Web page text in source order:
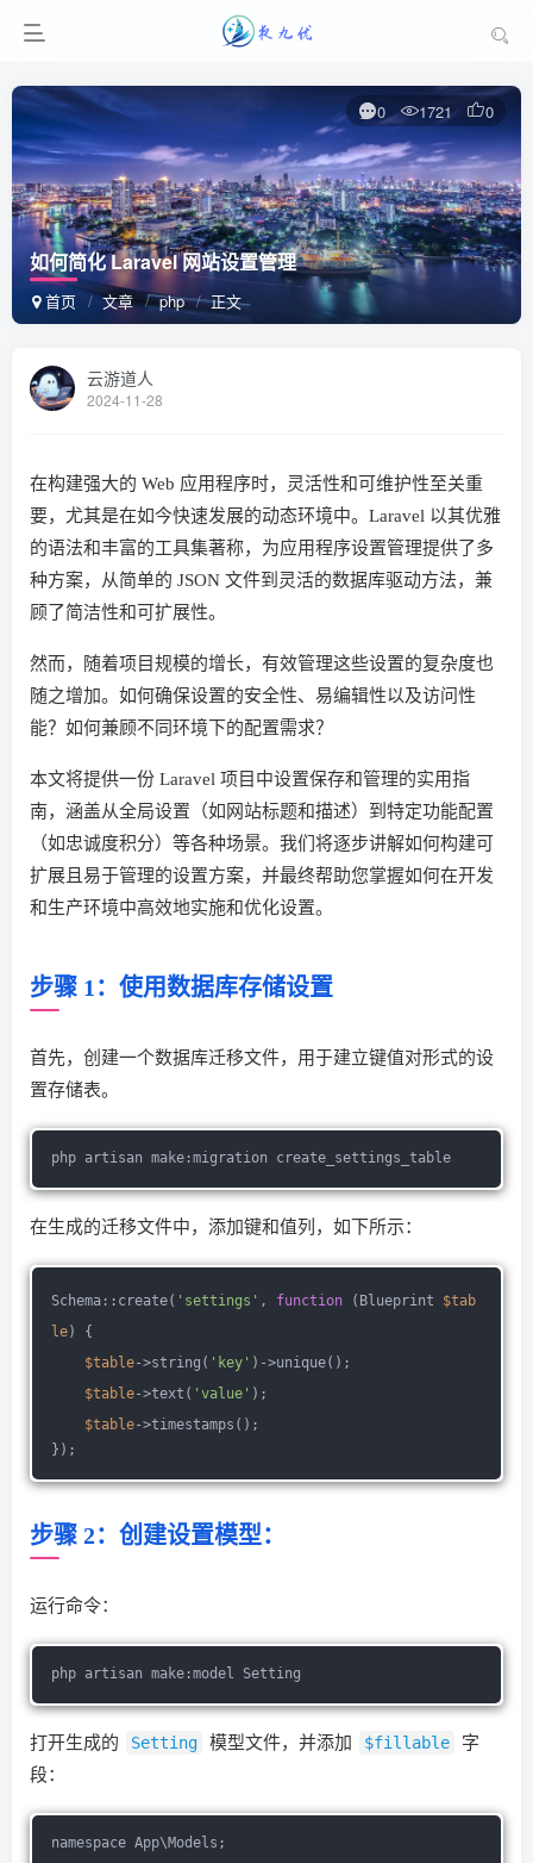
如何简化 Laravel 网站设置管理
首页 文章 php 正文
0 1721 0
云游道人
2024-11-28
在构建强大的 Web 应用程序时，灵活性和可维护性至关重
要，尤其是在如今快速发展的动态环境中。Laravel 以其优雅
的语法和丰富的工具集著称，为应用程序设置管理提供了多
种方案，从简单的 JSON 文件到灵活的数据库驱动方法，兼
顾了简洁性和可扩展性。
然而，随着项目规模的增长，有效管理这些设置的复杂度也
随之增加。如何确保设置的安全性、易编辑性以及访问性
能？如何兼顾不同环境下的配置需求？
本文将提供一份 Laravel 项目中设置保存和管理的实用指
南，涵盖从全局设置（如网站标题和描述）到特定功能配置
（如忠诚度积分）等各种场景。我们将逐步讲解如何构建可
扩展且易于管理的设置方案，并最终帮助您掌握如何在开发
和生产环境中高效地实施和优化设置。
步骤 1：使用数据库存储设置
首先，创建一个数据库迁移文件，用于建立键值对形式的设
置存储表。
php artisan make:migration create_settings_table
在生成的迁移文件中，添加键和值列，如下所示：
Schema::create( 'settings' , function (Blueprint $tab
le) {
$table->string( 'key' )->unique();
$table->text( 'value' );
$table->timestamps();
});
步骤 2：创建设置模型：
运行命令：
php artisan make:model Setting
打开生成的 Setting 模型文件，并添加 $fillable
字
段：
namespace App\Models;